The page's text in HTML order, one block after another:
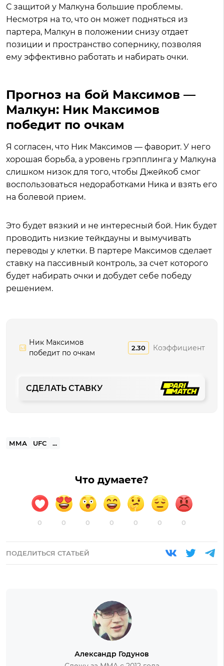
С защитой у Малкуна большие проблемы.
Несмотря на то, что он может подняться из
партера, Малкун в положении снизу отдает
позиции и пространство сопернику, позволяя
ему эффективно работать и набирать очки.
Прогноз на бой Максимов —
Малкун: Ник Максимов
победит по очкам
Я согласен, что Ник Максимов — фаворит. У него
хорошая борьба, а уровень грэпплинга у Малкуна
слишком низок для того, чтобы Джейкоб смог
воспользоваться недоработками Ника и взять его
на болевой прием.
Это будет вязкий и не интересный бой. Ник будет
проводить низкие тейкдауны и вымучивать
переводы у клетки. В партере Максимов сделает
ставку на пассивный контроль, за счет которого
будет набирать очки и добудет себе победу
решением.
Ник Максимов
победит по очкам
2.30 Коэффициент
СДЕЛАТЬ СТАВКУ
ММА UFC ...
Что думаете?
0 0 0 0 0 0 0
ПОДЕЛИТЬСЯ СТАТЬЕЙ
Александр Годунов